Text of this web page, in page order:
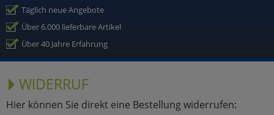
Täglich neue Angebote
Über 6.000 lieferbare Artikel
Über 40 Jahre Erfahrung
WIDERRUF
Hier können Sie direkt eine Bestellung widerrufen: